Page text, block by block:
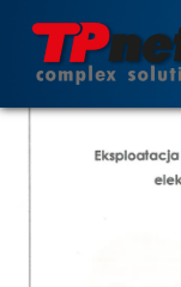
content